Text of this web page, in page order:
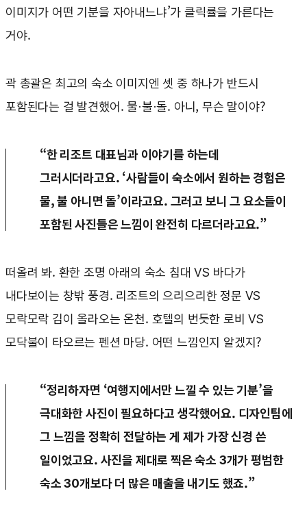
이미지가 어떤 기분을 자아내느냐’가 클릭률을 가른다는
거야.
곽 총괄은 최고의 숙소 이미지엔 셋 중 하나가 반드시
포함된다는 걸 발견했어. 물·불·돌. 아니, 무슨 말이야?
“한 리조트 대표님과 이야기를 하는데
그러시더라고요. ‘사람들이 숙소에서 원하는 경험은
물, 불 아니면 돌’이라고요. 그러고 보니 그 요소들이
포함된 사진들은 느낌이 완전히 다르더라고요.”
떠올려 봐. 환한 조명 아래의 숙소 침대 VS 바다가
내다보이는 창밖 풍경. 리조트의 으리으리한 정문 VS
모락모락 김이 올라오는 온천. 호텔의 번듯한 로비 VS
모닥불이 타오르는 펜션 마당. 어떤 느낌인지 알겠지?
“정리하자면 ‘여행지에서만 느낄 수 있는 기분’을
극대화한 사진이 필요하다고 생각했어요. 디자인팀에
그 느낌을 정확히 전달하는 게 제가 가장 신경 쓴
일이었고요. 사진을 제대로 찍은 숙소 3개가 평범한
숙소 30개보다 더 많은 매출을 내기도 했죠.”